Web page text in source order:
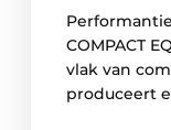
COMPACT
vlak van
produceert